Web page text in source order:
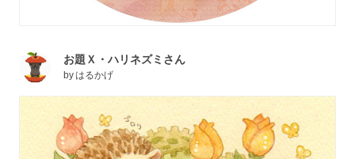
お題Ｘ・ハリネズミさん
byはるかげ